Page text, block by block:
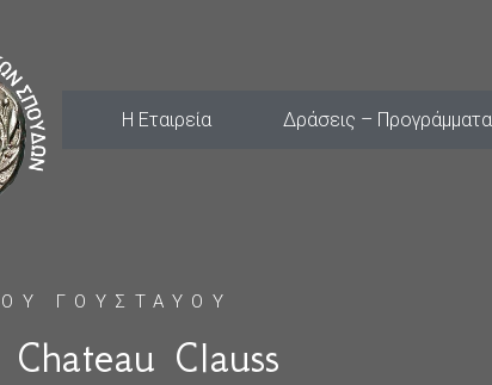
Η Εταιρεία Δράσεις – Προγράμματα
ΓΟΥΣΤΑΥΟΥ
Chateau Clauss